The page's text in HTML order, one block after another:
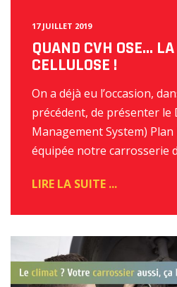
17 JUILLET 2019
QUAND CVH OSE…
CELLULOSE !
On a déjà eu l’occasion,
précédent, de présenter le
Management System)
équipée notre carrosserie